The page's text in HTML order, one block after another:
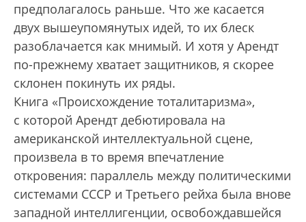
предполагалось раньше. Что же касается
двух вышеупомянутых идей, то их блеск
разоблачается как мнимый. И хотя у Арендт
по-прежнему хватает защитников, я скорее
склонен покинуть их ряды.
Книга «Происхождение тоталитаризма»,
с которой Арендт дебютировала на
американской интеллектуальной сцене,
произвела в то время впечатление
откровения: параллель между политическими
системами СССР и Третьего рейха была внове
западной интеллигенции, освобождавшейся